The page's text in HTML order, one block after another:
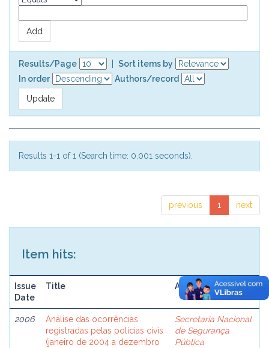
Results/Page
Sort items by
In order
Authors/record
Results 1-1 of 1 (Search time: 0.001 seconds).
previous 1 next
Item hits:
Issue
Date
Title Author(s)
2006
Análise das ocorrências
registradas pelas polícias civis
(janeiro de 2004 a dezembro
Secretaria Nacional
de Segurança
Pública